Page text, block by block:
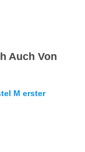
Auch Von
M erster